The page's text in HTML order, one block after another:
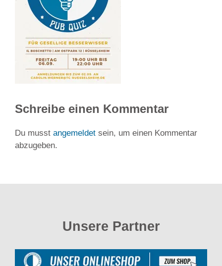
Schreibe einen Kommentar
Du musst angemeldet sein, um einen Kommentar
abzugeben.
Unsere Partner